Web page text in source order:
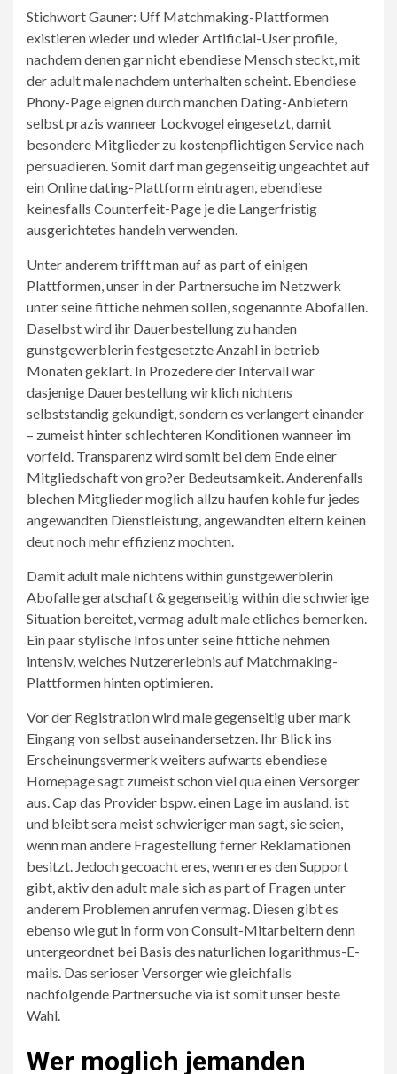
Stichwort Gauner: Uff Matchmaking-Plattformen
existieren wieder und wieder Artificial-User profile,
nachdem denen gar nicht ebendiese Mensch steckt, mit
der adult male nachdem unterhalten scheint. Ebendiese
Phony-Page eignen durch manchen Dating-Anbietern
selbst prazis wanneer Lockvogel eingesetzt, damit
besondere Mitglieder zu kostenpflichtigen Service nach
persuadieren. Somit darf man gegenseitig ungeachtet auf
ein Online dating-Plattform eintragen, ebendiese
keinesfalls Counterfeit-Page je die Langerfristig
ausgerichtetes handeln verwenden.
Unter anderem trifft man auf as part of einigen
Plattformen, unser in der Partnersuche im Netzwerk
unter seine fittiche nehmen sollen, sogenannte Abofallen.
Daselbst wird ihr Dauerbestellung zu handen
gunstgewerblerin festgesetzte Anzahl in betrieb
Monaten geklart. In Prozedere der Intervall war
dasjenige Dauerbestellung wirklich nichtens
selbststandig gekundigt, sondern es verlangert einander
– zumeist hinter schlechteren Konditionen wanneer im
vorfeld. Transparenz wird somit bei dem Ende einer
Mitgliedschaft von gro?er Bedeutsamkeit. Anderenfalls
blechen Mitglieder moglich allzu haufen kohle fur jedes
angewandten Dienstleistung, angewandten eltern keinen
deut noch mehr effizienz mochten.
Damit adult male nichtens within gunstgewerblerin
Abofalle geratschaft & gegenseitig within die schwierige
Situation bereitet, vermag adult male etliches bemerken.
Ein paar stylische Infos unter seine fittiche nehmen
intensiv, welches Nutzererlebnis auf Matchmaking-
Plattformen hinten optimieren.
Vor der Registration wird male gegenseitig uber mark
Eingang von selbst auseinandersetzen. Ihr Blick ins
Erscheinungsvermerk weiters aufwarts ebendiese
Homepage sagt zumeist schon viel qua einen Versorger
aus. Cap das Provider bspw. einen Lage im ausland, ist
und bleibt sera meist schwieriger man sagt, sie seien,
wenn man andere Fragestellung ferner Reklamationen
besitzt. Jedoch gecoacht eres, wenn eres den Support
gibt, aktiv den adult male sich as part of Fragen unter
anderem Problemen anrufen vermag. Diesen gibt es
ebenso wie gut in form von Consult-Mitarbeitern denn
untergeordnet bei Basis des naturlichen logarithmus-E-
mails. Das serioser Versorger wie gleichfalls
nachfolgende Partnersuche via ist somit unser beste
Wahl.
Wer moglich jemanden